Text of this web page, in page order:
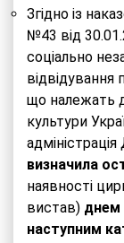
Згідно із
№43 від
соціально
відвідування
що належать
культури
адміністрація
визначила
наявності
вистав) днем
наступним